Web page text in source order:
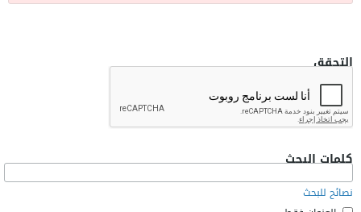
التحقق
كلمات البحث
نصائح للبحث